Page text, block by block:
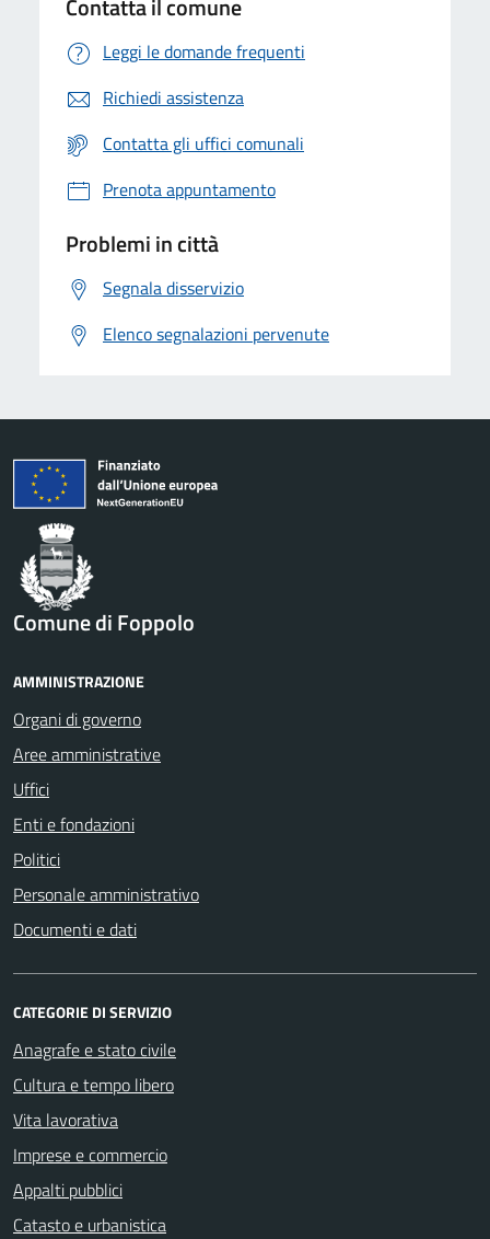
Contatta il comune
Leggi le domande frequenti
Richiedi assistenza
Contatta gli uffici comunali
Prenota appuntamento
Problemi in città
Segnala disservizio
Elenco segnalazioni pervenute
Comune di Foppolo
AMMINISTRAZIONE
Organi di governo
Aree amministrative
Uffici
Enti e fondazioni
Politici
Personale amministrativo
Documenti e dati
CATEGORIE DI SERVIZIO
Anagrafe e stato civile
Cultura e tempo libero
Vita lavorativa
Imprese e commercio
Appalti pubblici
Catasto e urbanistica